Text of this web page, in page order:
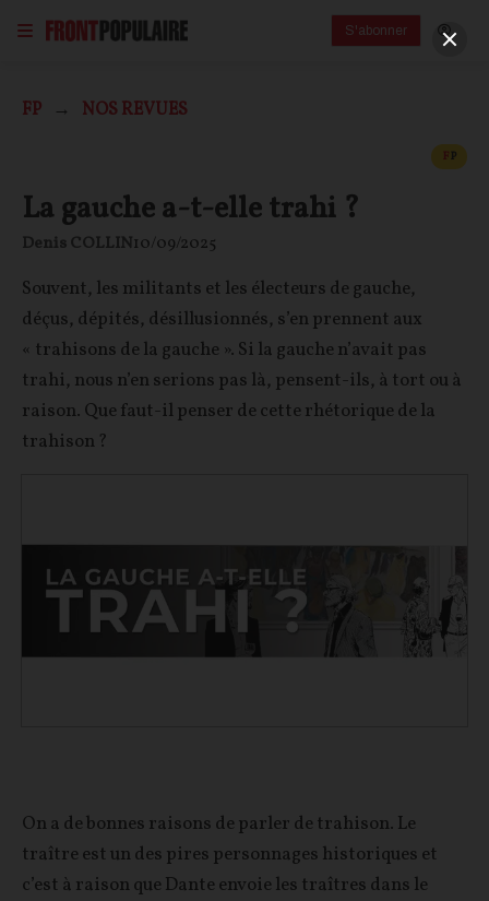
S'abonner
FP NOS REVUES
FP
La gauche a-t-elle trahi ?
Denis COLLIN10/09/2025
Souvent, les militants et les électeurs de gauche,
déçus, dépités, désillusionnés, s’en prennent aux
« trahisons de la gauche ». Si la gauche n’avait pas
trahi, nous n’en serions pas là, pensent-ils, à tort ou à
raison. Que faut-il penser de cette rhétorique de la
trahison ?
On a de bonnes raisons de parler de trahison. Le
traître est un des pires personnages historiques et
c’est à raison que Dante envoie les traîtres dans le